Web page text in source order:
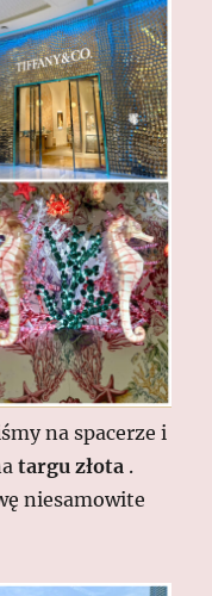
na spacerze i
targu złota .
niesamowite